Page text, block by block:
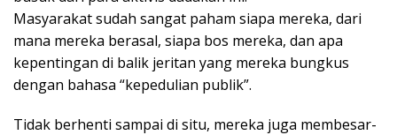
Masyarakat sudah sangat paham siapa mereka, dari
mana mereka berasal, siapa bos mereka, dan apa
kepentingan di balik jeritan yang mereka bungkus
dengan bahasa “kepedulian publik”.
Tidak berhenti sampai di situ, mereka juga membesar-